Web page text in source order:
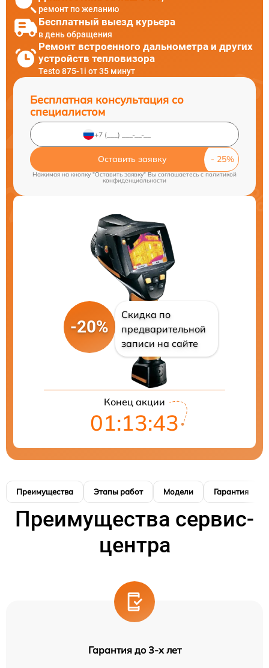
ремонт по желанию
Бесплатный выезд курьера
в день обращения
Ремонт встроенного дальнометра и других
устройств тепловизора
Testo 875-1i от 35 минут
Бесплатная консультация со
специалистом
Оставить заявку
Нажимая на кнопку "Оставить заявку" Вы соглашаетесь cполитикой
конфиденциальности
-20%
Скидка по
предварительной
записи на сайте
Конец акции
01:13:42
Преимущества Этапы работ Модели Гарантия
Преимущества сервис-
центра
Гарантия до 3-х лет